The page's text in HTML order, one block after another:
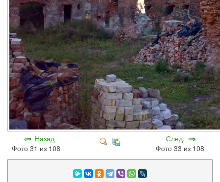
Назад
Фото 31 из 108
След.
Фото 33 из 108